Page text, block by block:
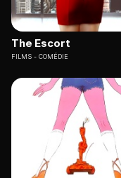
The Escort
FILMS COMÉDIE